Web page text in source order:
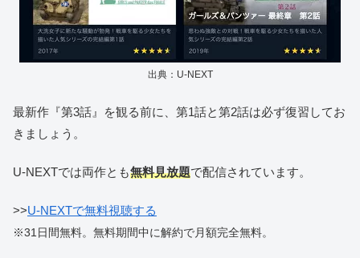
出典：U-NEXT
最新作『第3話』を観る前に、第1話と第2話は必ず復習してお
きましょう。
U-NEXTでは両作とも無料見放題で配信されています。
>>U-NEXTで無料視聴する
※31日間無料。無料期間中に解約で月額完全無料。